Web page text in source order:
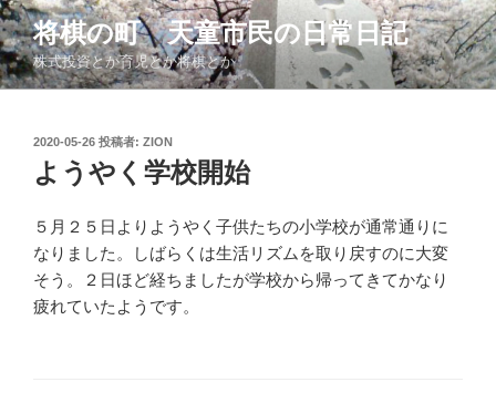
コ
ン
テ
ン
将棋の町 天童市民の日常日記
株式投資とか育児とか将棋とか
投
日:
2020-05-26 投稿者: ZION
ようやく学校開始
５月２５日よりようやく子供たちの小学校が通常通りに
なりました。しばらくは生活リズムを取り戻すのに大変
そう。２日ほど経ちましたが学校から帰ってきてかなり
疲れていたようです。